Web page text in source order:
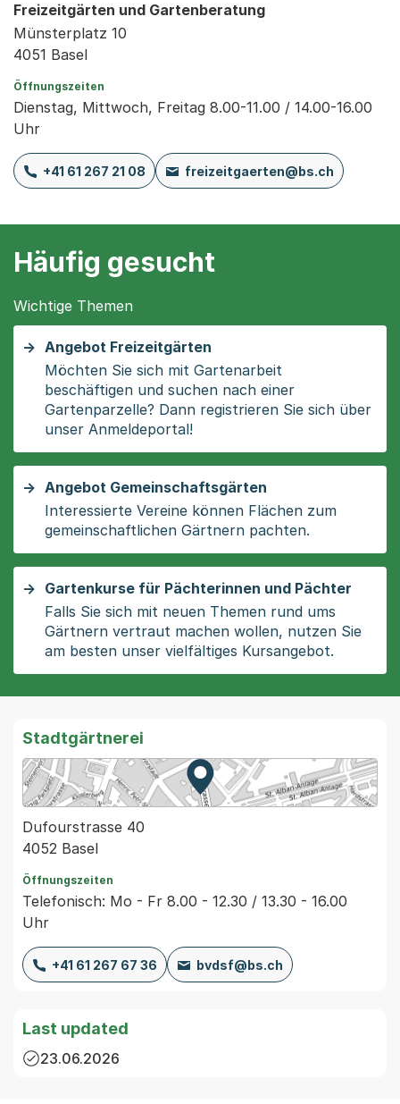
Freizeitgärten und Gartenberatung
Münsterplatz 10
4051 Basel
Öffnungszeiten
Dienstag, Mittwoch, Freitag 8.00-11.00 / 14.00-16.00
Uhr
+41 61 267 21 08 freizeitgaerten@bs.ch
Häufig gesucht
Wichtige Themen
Angebot Freizeitgärten
Möchten Sie sich mit Gartenarbeit
beschäftigen und suchen nach einer
Gartenparzelle? Dann registrieren Sie sich über
unser Anmeldeportal!
Angebot Gemeinschaftsgärten
Interessierte Vereine können Flächen zum
gemeinschaftlichen Gärtnern pachten.
Gartenkurse für Pächterinnen und Pächter
Falls Sie sich mit neuen Themen rund ums
Gärtnern vertraut machen wollen, nutzen Sie
am besten unser vielfältiges Kursangebot.
Stadtgärtnerei
Zur Karte von MapBS.
Externer Link, wird in einem
Dufourstrasse 40
4052 Basel
Öffnungszeiten
Telefonisch: Mo - Fr 8.00 - 12.30 / 13.30 - 16.00
Uhr
+41 61 267 67 36 bvdsf@bs.ch
Last updated
23.06.2026